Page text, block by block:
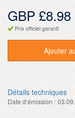
GBP £8.98
Prix officiel garanti
Ajouter
Détails techniques
Date d’émission :